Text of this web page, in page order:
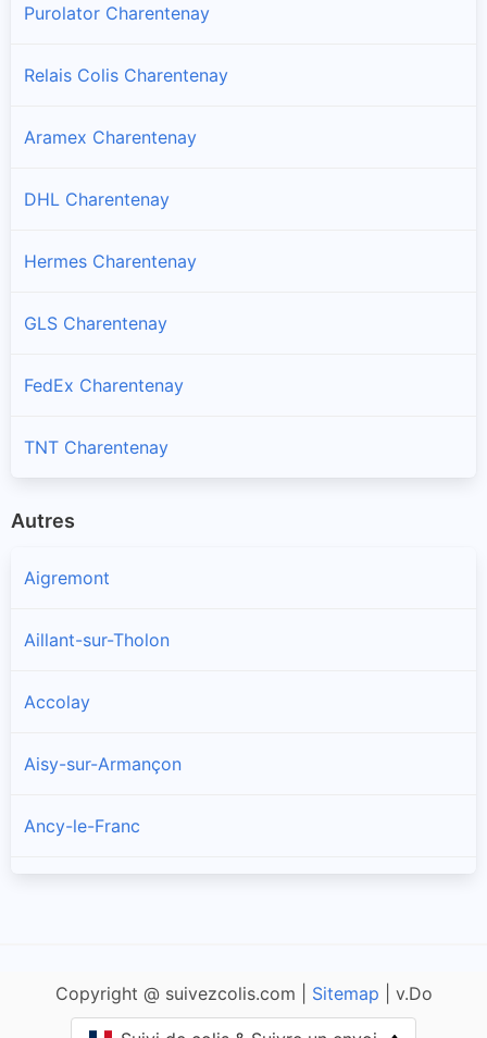
Purolator Charentenay
Relais Colis Charentenay
Aramex Charentenay
DHL Charentenay
Hermes Charentenay
GLS Charentenay
FedEx Charentenay
TNT Charentenay
Autres
Aigremont
Aillant-sur-Tholon
Accolay
Aisy-sur-Armançon
Ancy-le-Franc
Angely
Copyright @ suivezcolis.com | Sitemap | v.Do